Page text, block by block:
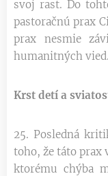
svoj rast. Do
pastoračnú prax
prax nesmie
humanitných vied.
Krst detí a
25. Posledná
toho, že táto prax
ktorému chýba